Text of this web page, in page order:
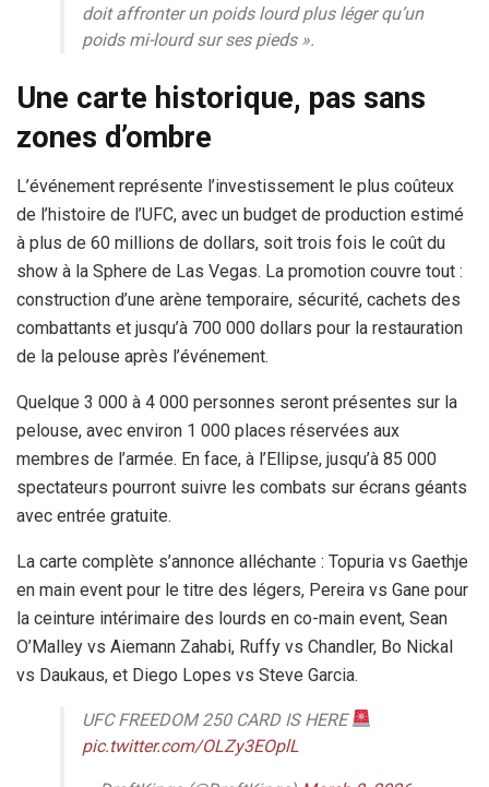
doit affronter un poids lourd plus léger qu’un
poids mi-lourd sur ses pieds ».
Une carte historique, pas sans
zones d’ombre
L’événement représente l’investissement le plus coûteux
de l’histoire de l’UFC, avec un budget de production estimé
à plus de 60 millions de dollars, soit trois fois le coût du
show à la Sphere de Las Vegas. La promotion couvre tout :
construction d’une arène temporaire, sécurité, cachets des
combattants et jusqu’à 700 000 dollars pour la restauration
de la pelouse après l’événement.
Quelque 3 000 à 4 000 personnes seront présentes sur la
pelouse, avec environ 1 000 places réservées aux
membres de l’armée. En face, à l’Ellipse, jusqu’à 85 000
spectateurs pourront suivre les combats sur écrans géants
avec entrée gratuite.
La carte complète s’annonce alléchante : Topuria vs Gaethje
en main event pour le titre des légers, Pereira vs Gane pour
la ceinture intérimaire des lourds en co-main event, Sean
O’Malley vs Aiemann Zahabi, Ruffy vs Chandler, Bo Nickal
vs Daukaus, et Diego Lopes vs Steve Garcia.
UFC FREEDOM 250 CARD IS HERE
pic.twitter.com/OLZy3EOplL